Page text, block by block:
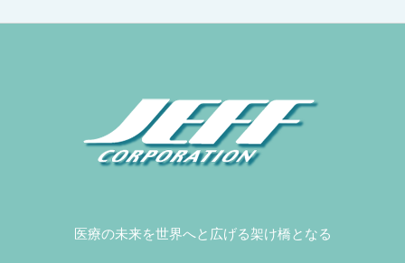
医療の未来を世界へと広げる架け橋となる